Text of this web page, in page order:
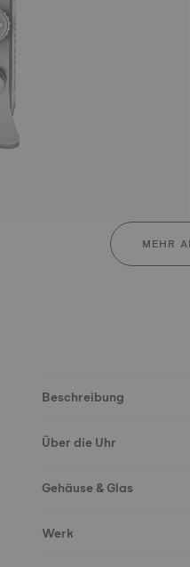
MEHR
Beschreibung
Über die Uhr
Gehäuse & Glas
Werk